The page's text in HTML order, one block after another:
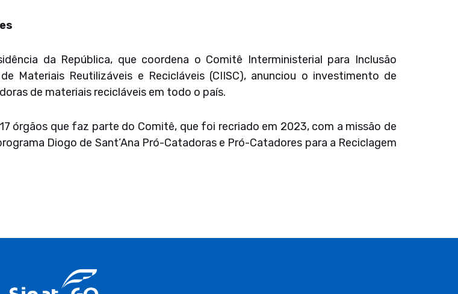
da República, que coordena o Comitê Interministerial para Inclusão
Materiais Reutilizáveis e Recicláveis (CIISC), anunciou o investimento de
de materiais recicláveis em todo o país.
órgãos que faz parte do Comitê, que foi recriado em 2023, com a missão de
Diogo de Sant’Ana Pró-Catadoras e Pró-Catadores para a Reciclagem